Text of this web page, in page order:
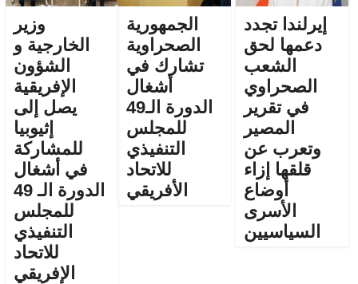
إيرلندا تجدد
دعمها لحق
الشعب
الصحراوي
في تقرير
المصير
وتعرب عن
قلقها إزاء
أوضاع
الأسرى
السياسيين
الجمهورية
الصحراوية
تشارك في
أشغال
الدورة الـ49
للمجلس
التنفيذي
للاتحاد
الأفريقي
وزير
الخارجية و
الشؤون
الإفريقية
يصل إلى
إثيوبيا
للمشاركة
في أشغال
الدورة الـ 49
للمجلس
التنفيذي
للاتحاد
الإفريقي